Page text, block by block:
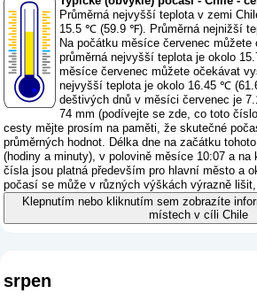
Průměrná nejvyšší teplota v zemi
15.5 ℃ (59.9 ℉). Průměrná nejnižší
Na počátku měsíce červenec
průměrná nejvyšší teplota je okolo
měsíce červenec můžete očekávat
nejvyšší teplota je okolo 16.45 ℃
deštivých dnů v měsíci červenec je
74 mm (podívejte se zde, co toto
cesty mějte prosím na paměti, že skutečné
průměrných hodnot. Délka dne na začátku
(hodiny a minuty), v polovině měsíce 10:07 a na
čísla jsou platná především pro hlavní město a
počasí se může v různých výškách výrazně
Klepnutím nebo kliknutím sem zobrazíte
místech v cíli Chile
srpen